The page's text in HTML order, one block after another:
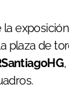
plaza de